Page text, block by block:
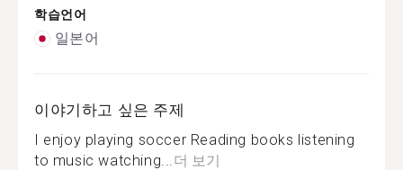
학습언어
일본어
이야기하고 싶은 주제
I enjoy playing soccer Reading books listening
to music watching...더 보기